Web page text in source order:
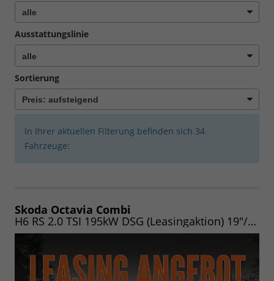
Ausstattungslinie
Sortierung
In Ihrer aktuellen Filterung befinden sich 34
Fahrzeuge:
Skoda Octavia Combi
H6 RS 2.0 TSI 195kW DSG (Leasingaktion) 19"/NAV/MATRIX/PANO/AHK/EASY/HEADUP/CANTON/ASSIST/WINTER/360/UVM.